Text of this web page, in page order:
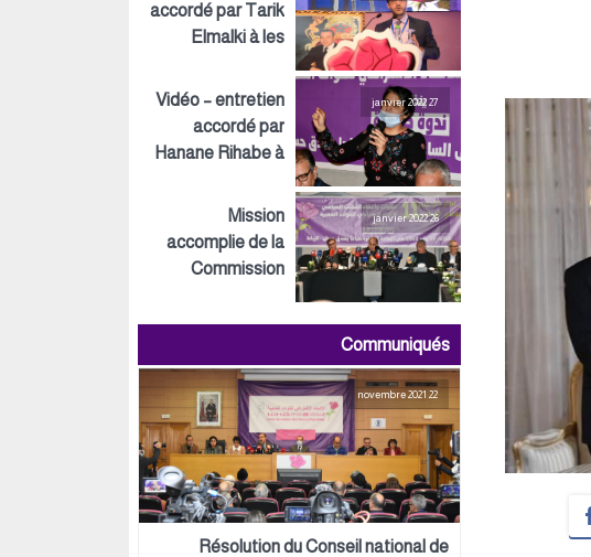
accordé par Tarik
Elmalki à les
27 janvier 2022
Vidéo – entretien
accordé par
Hanane Rihabe à
26 janvier 2022
Mission
accomplie de la
Commission
au niveau
organisationnel
que logistique
Communiqués
22 novembre 2021
Résolution du Conseil national de